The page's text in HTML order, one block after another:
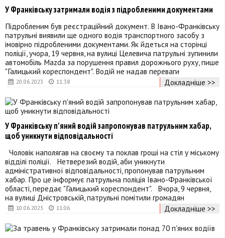
20.06.2023 11:38
У Франківську затримали водія з підробленими документами
Підробленим був реєстраційний документ. В Івано-Франківську
патрульні виявили ще одного водія транспортного засобу з
імовірно підробленими документами. Як йдеться на сторінці
поліції, учора, 19 червня, на вулиці Целевича патрульні зупинили
автомобіль Mazda за порушення правил дорожнього руху, пише
"Галицький кореспондент". Водій не надав переваги
Докладніше >>
10.06.2023 11:06
У Франківську п'яний водій запропонував патрульним хабар,
щоб уникнути відповідальності
Чоловік наполягав на своєму та поклав гроші на стіл у міському
відділі поліції. Нетверезий водій, аби уникнути
адміністративної відповідальності, пропонував патрульним
хабар. Про це інформує патрульна поліція Івано-Франківської
області, передає "Галицький кореспондент". Вчора, 9 червня,
на вулиці Дністровській, патрульні помітили громадян
Докладніше >>